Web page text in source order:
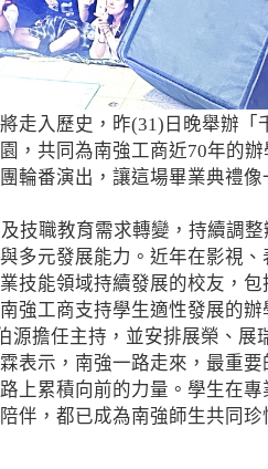
走入歷史，昨(31)日晚舉辦
，共同為南強工商近70年的
輪番演出，讓這場畢業典禮
技職教育需求轉變，持續調
多元發展能力。近年在影視
技能領域持續發展的校友，包
強工商支持學生適性發展的辦
擔任主持，並安排展榮、展
表示，南強一路走來，最重
上累積向前的力量。學生在
伴，都已成為南強師生共同珍